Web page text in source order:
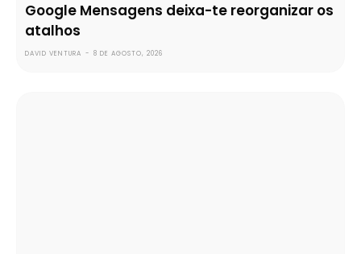
Google Mensagens deixa-te reorganizar os
atalhos
DAVID VENTURA - 8 DE AGOSTO, 2026